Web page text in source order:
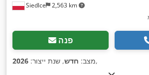
Siedlce 2,563 km
פנה
מצב: חדש, שנת ייצור: 2026 ,